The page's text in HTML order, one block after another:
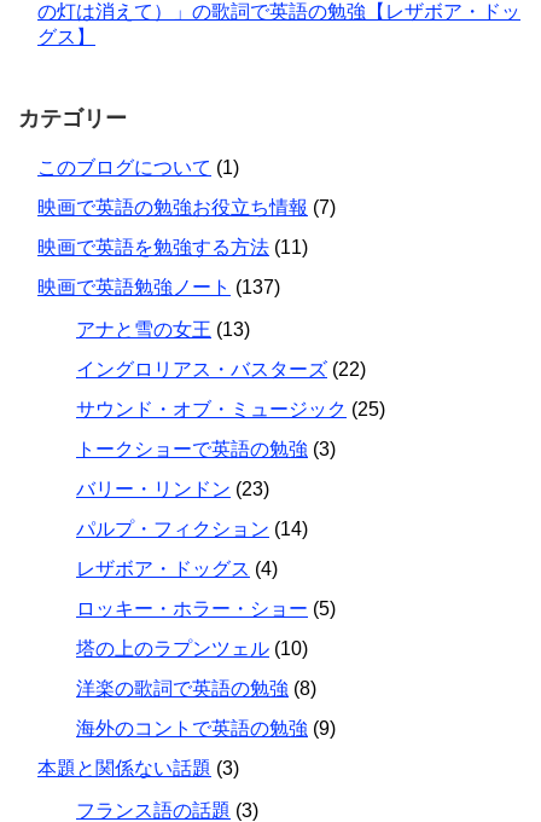
の灯は消えて）」の歌詞で英語の勉強【レザボア・ドッ
グス】
カテゴリー
このブログについて (1)
映画で英語の勉強お役立ち情報 (7)
映画で英語を勉強する方法 (11)
映画で英語勉強ノート (137)
アナと雪の女王 (13)
イングロリアス・バスターズ (22)
サウンド・オブ・ミュージック (25)
トークショーで英語の勉強 (3)
バリー・リンドン (23)
パルプ・フィクション (14)
レザボア・ドッグス (4)
ロッキー・ホラー・ショー (5)
塔の上のラプンツェル (10)
洋楽の歌詞で英語の勉強 (8)
海外のコントで英語の勉強 (9)
本題と関係ない話題 (3)
フランス語の話題 (3)